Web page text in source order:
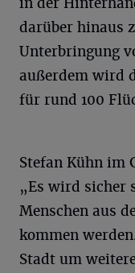
darüber hinaus
Unterbringung
außerdem wird
für rund 100
Stefan Kühn im
„Es wird sicher
Menschen aus
kommen
Stadt um